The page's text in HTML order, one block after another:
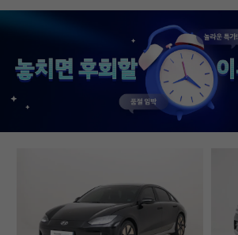
좋았던 건 ‘중고차인데도 걱정이 거의
없었다’는 점입니다. 차를 잘 모르는 사람
입장에서는 어디를 봐야 할지부터
막막한데, 그런 부담이 많이 줄었습니다.
온라인으로 비교하고 구매까지 진행할 수
있어서 시간적으로도 편했고, 직장인
입장에서는 이 부분이 특히
있을 것 같습니다. 중고차 구매가
처음이거나 차량 상태 확인이 어려운
분들에게는 현대인증중고차를 충분히